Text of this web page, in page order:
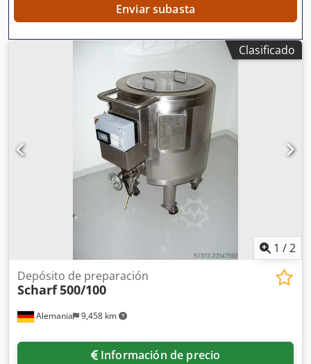
Enviar subasta
Clasificado
1 /2
Alemania 9,458 km
Depósito de preparación
Scharf500/100
Información de precio